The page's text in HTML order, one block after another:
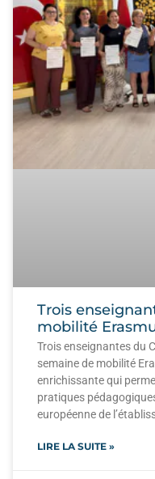
Trois
mobilité
Trois enseignantes du
semaine de mobilité
enrichissante qui
pratiques
européenne de
LIRE LA SUITE »